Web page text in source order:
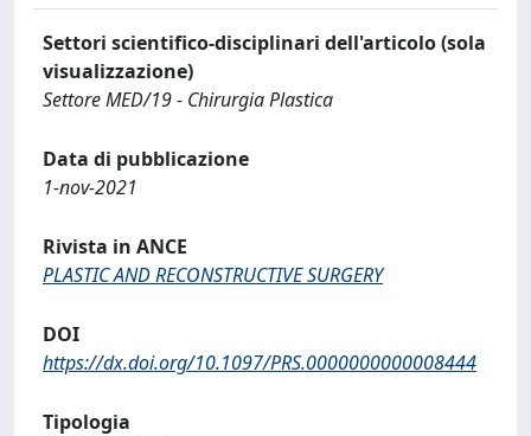
Settori scientifico-disciplinari dell'articolo (sola
visualizzazione)
Settore MED/19 - Chirurgia Plastica
Data di pubblicazione
1-nov-2021
Rivista in ANCE
PLASTIC AND RECONSTRUCTIVE SURGERY
DOI
https://dx.doi.org/10.1097/PRS.0000000000008444
Tipologia